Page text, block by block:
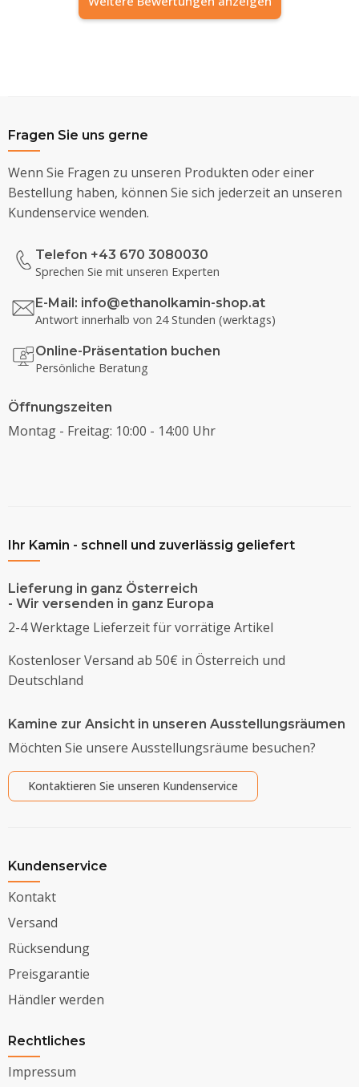
Fragen Sie uns gerne
Wenn Sie Fragen zu unseren Produkten oder einer
Bestellung haben, können Sie sich jederzeit an unseren
Kundenservice wenden.
Telefon +43 670 3080030
Sprechen Sie mit unseren Experten
E-Mail: info@ethanolkamin-shop.at
Antwort innerhalb von 24 Stunden (werktags)
Online-Präsentation buchen
Persönliche Beratung
Öffnungszeiten
Montag - Freitag: 10:00 - 14:00 Uhr
Ihr Kamin - schnell und zuverlässig geliefert
Lieferung in ganz Österreich
- Wir versenden in ganz Europa
2-4 Werktage Lieferzeit für vorrätige Artikel
Kostenloser Versand ab 50€ in Österreich und
Deutschland
Kamine zur Ansicht in unseren Ausstellungsräumen
Möchten Sie unsere Ausstellungsräume besuchen?
Kontaktieren Sie unseren Kundenservice
Kundenservice
Kontakt
Versand
Rücksendung
Preisgarantie
Händler werden
Rechtliches
Impressum